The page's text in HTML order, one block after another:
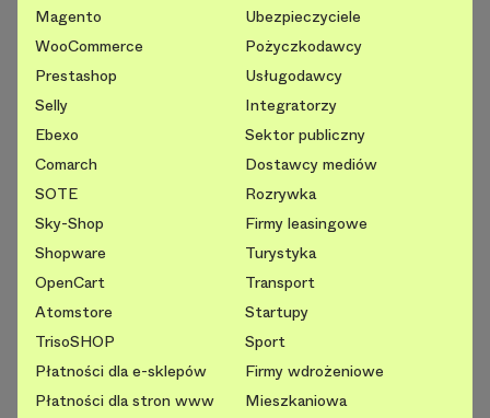
Magento
WooCommerce
Prestashop
Selly
Ebexo
Comarch
SOTE
Sky-Shop
Shopware
OpenCart
Atomstore
TrisoSHOP
Płatności dla e-sklepów
Płatności dla stron www
Ubezpieczyciele
Pożyczkodawcy
Usługodawcy
Integratorzy
Sektor publiczny
Dostawcy mediów
Rozrywka
Firmy leasingowe
Turystyka
Transport
Startupy
Sport
Firmy wdrożeniowe
Mieszkaniowa